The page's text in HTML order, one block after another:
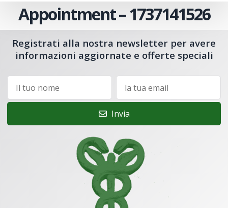
Appointment – 1737141526
Registrati alla nostra newsletter per avere
informazioni aggiornate e offerte speciali
Invia